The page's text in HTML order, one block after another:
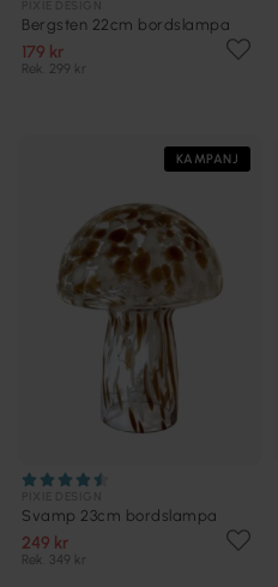
Bergsten 22cm bordslampa
179 kr
Rek. 299 kr
KAMPANJ
Svamp 23cm bordslampa
249 kr
Rek. 349 kr